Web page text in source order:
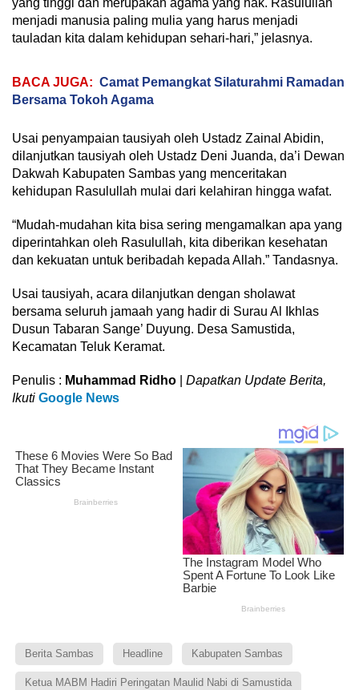
yang tinggi dan merupakan agama yang hak. Rasulullah
menjadi manusia paling mulia yang harus menjadi
tauladan kita dalam kehidupan sehari-hari,” jelasnya.
BACA JUGA: Camat Pemangkat Silaturahmi Ramadan
Bersama Tokoh Agama
Usai penyampaian tausiyah oleh Ustadz Zainal Abidin,
dilanjutkan tausiyah oleh Ustadz Deni Juanda, da’i Dewan
Dakwah Kabupaten Sambas yang menceritakan
kehidupan Rasulullah mulai dari kelahiran hingga wafat.
“Mudah-mudahan kita bisa sering mengamalkan apa yang
diperintahkan oleh Rasulullah, kita diberikan kesehatan
dan kekuatan untuk beribadah kepada Allah.” Tandasnya.
Usai tausiyah, acara dilanjutkan dengan sholawat
bersama seluruh jamaah yang hadir di Surau Al Ikhlas
Dusun Tabaran Sange’ Duyung. Desa Samustida,
Kecamatan Teluk Keramat.
Penulis : Muhammad Ridho
Dapatkan Update Berita,
Ikuti Google News
Berita Sambas Headline Kabupaten Sambas
Ketua MABM Hadiri Peringatan Maulid Nabi di Samustida